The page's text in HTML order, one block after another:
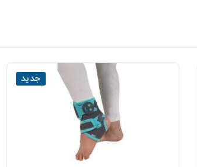
جدید